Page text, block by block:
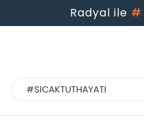
Radyal ile #